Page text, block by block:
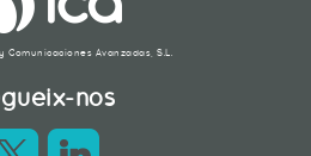
Comunicaciones Avanzadas, S.L.
nos